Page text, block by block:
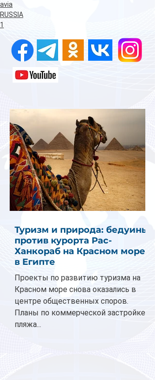
avia
RUSSIA
1
Туризм и природа: бедуины
против курорта Рас-
Ханкораб на Красном море
в Египте
Проекты по развитию туризма на
Красном море снова оказались в
центре общественных споров.
Планы по коммерческой застройке
пляжа...